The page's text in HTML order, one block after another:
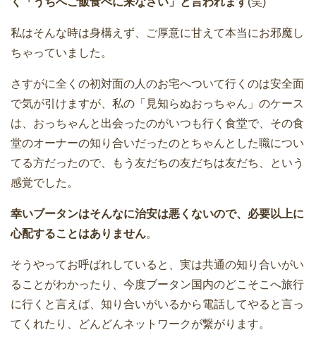
私はそんな時は身構えず、ご厚意に甘えて本当にお邪魔し
ちゃっていました。
さすがに全くの初対面の人のお宅へついて行くのは安全面
で気が引けますが、私の「見知らぬおっちゃん」のケース
は、おっちゃんと出会ったのがいつも行く食堂で、その食
堂のオーナーの知り合いだったのとちゃんとした職につい
てる方だったので、もう友だちの友だちは友だち、という
感覚でした。
幸いブータンはそんなに治安は悪くないので、必要以上に
心配することはありません。
そうやってお呼ばれしていると、実は共通の知り合いがい
ることがわかったり、今度ブータン国内のどこそこへ旅行
に行くと言えば、知り合いがいるから電話してやると言っ
てくれたり、どんどんネットワークが繋がります。